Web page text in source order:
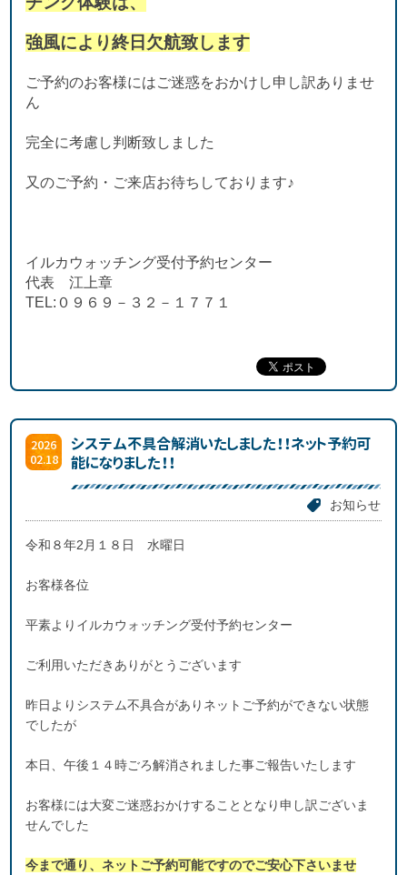
強風により終日欠航致します
ご予約のお客様にはご迷惑をおかけし申し訳ありませ
ん
完全に考慮し判断致しました
又のご予約・ご来店お待ちしております♪
イルカウォッチング受付予約センター
代表 江上章
TEL:０９６９－３２－１７７１
2026
02.18
システム不具合解消いたしました！！ネット予約可
能になりました！！
お知らせ
令和８年2月１８日 水曜日
お客様各位
平素よりイルカウォッチング受付予約センター
ご利用いただきありがとうございます
昨日よりシステム不具合がありネットご予約ができない状態
でしたが
本日、午後１４時ごろ解消されました事ご報告いたします
お客様には大変ご迷惑おかけすることとなり申し訳ございま
せんでした
今まで通り、ネットご予約可能ですのでご安心下さいませ